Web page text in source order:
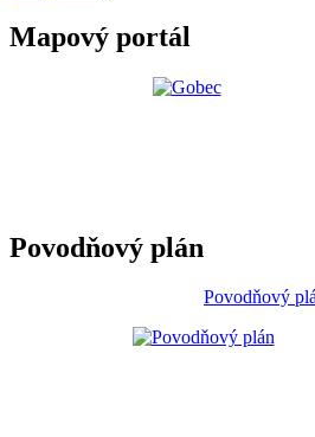
Mapový portál
Povodňový plán
Povodňový